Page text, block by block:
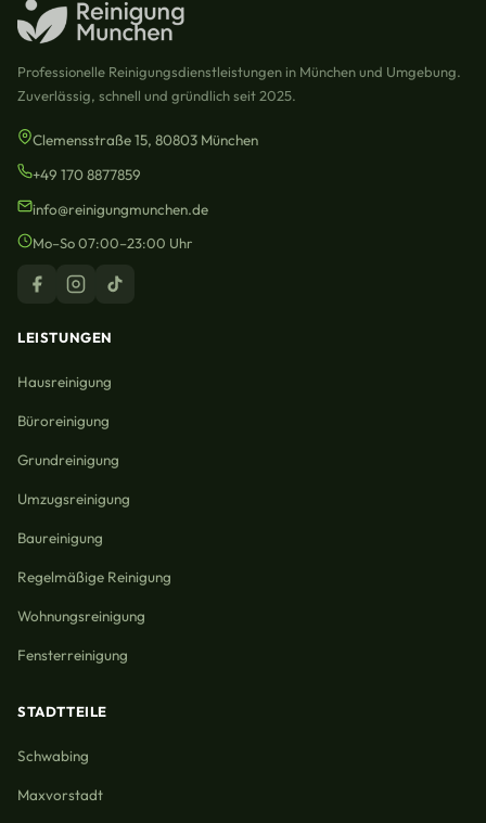
Professionelle Reinigungsdienstleistungen in München und Umgebung.
Zuverlässig, schnell und gründlich seit 2025.
Clemensstraße 15, 80803 München
+49 170 8877859
info@reinigungmunchen.de
Mo–So 07:00–23:00 Uhr
LEISTUNGEN
Hausreinigung
Büroreinigung
Grundreinigung
Umzugsreinigung
Baureinigung
Regelmäßige Reinigung
Wohnungsreinigung
Fensterreinigung
STADTTEILE
Schwabing
Maxvorstadt